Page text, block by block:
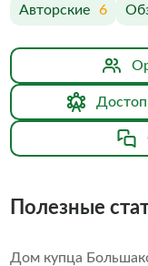
Авторские 6
Полезные
Дом купца